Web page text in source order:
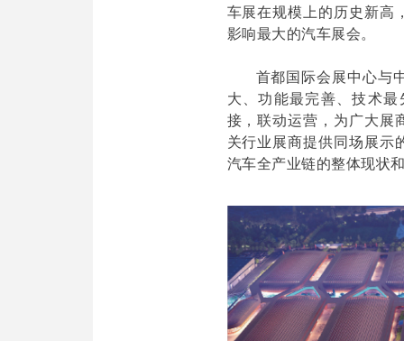
车展在规模上的历史新高
影响最大的汽车展会。
首都国际会展中心与
大、功能最完善、技术
接，联动运营，为广大展
关行业展商提供同场展示
汽车全产业链的整体现状